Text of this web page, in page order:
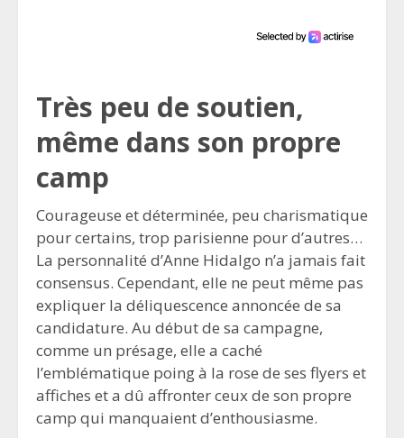
Très peu de soutien,
même dans son propre
camp
Courageuse et déterminée, peu charismatique
pour certains, trop parisienne pour d’autres…
La personnalité d’Anne Hidalgo n’a jamais fait
consensus. Cependant, elle ne peut même pas
expliquer la déliquescence annoncée de sa
candidature. Au début de sa campagne,
comme un présage, elle a caché
l’emblématique poing à la rose de ses flyers et
affiches et a dû affronter ceux de son propre
camp qui manquaient d’enthousiasme.